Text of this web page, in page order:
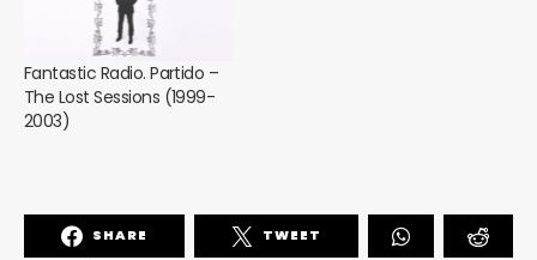
Fantastic Radio. Partido –
The Lost Sessions (1999-
2003)
SHARE TWEET